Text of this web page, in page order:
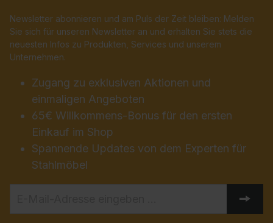
Newsletter abonnieren und am Puls der Zeit bleiben: Melden
Sie sich für unseren Newsletter an und erhalten Sie stets die
neuesten Infos zu Produkten, Services und unserem
Unternehmen.
Zugang zu exklusiven Aktionen und
einmaligen Angeboten
65€ Willkommens-Bonus für den ersten
Einkauf im Shop
Spannende Updates von dem Experten für
Stahlmöbel